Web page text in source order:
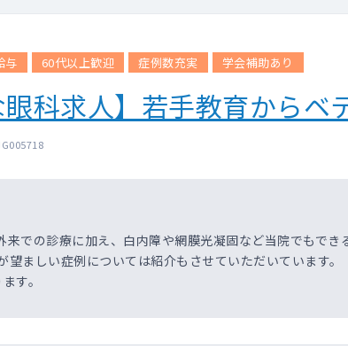
与 60代以上歓迎 症例数充実 学会補助あり
科求人】若手教育から
での診療に加え、白内障や網膜光凝固など当院でもでき
ましい症例については紹介もさせていただいています。
す。